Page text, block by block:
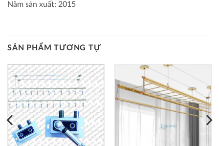
Năm sản xuất: 2015
SẢN PHẨM TƯƠNG TỰ